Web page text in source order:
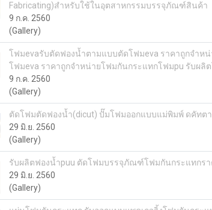
Fabricating)สำหรับใช้ในอุตสาหกรรมบรรจุภัณฑ์สินค้า
9 ก.ค. 2560
(Gallery)
โฟมevaรับตัดฟองน้ำตามแบบตัดโฟมeva ราคาถูกจำ
โฟมeva ราคาถูกจำหน่ายโฟมกันกระแทกโฟมpu รับผ
9 ก.ค. 2560
(Gallery)
ตัดโฟมตัดฟองน้ำ(dicut) ปั๊มโฟมออกแบบแม่พิมพ์ ดคัทต
29 มิ.ย. 2560
(Gallery)
รับผลิตฟองน้ำpuu ตัดโฟมบรรจุภัณฑ์โฟมกันกระแทกรา
29 มิ.ย. 2560
(Gallery)